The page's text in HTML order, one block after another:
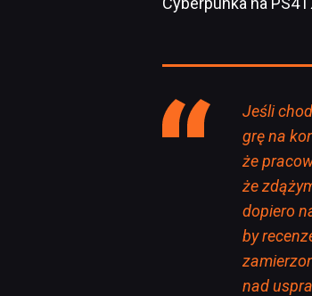
Jeśli
grę na
że
że
dopiero
by
nad